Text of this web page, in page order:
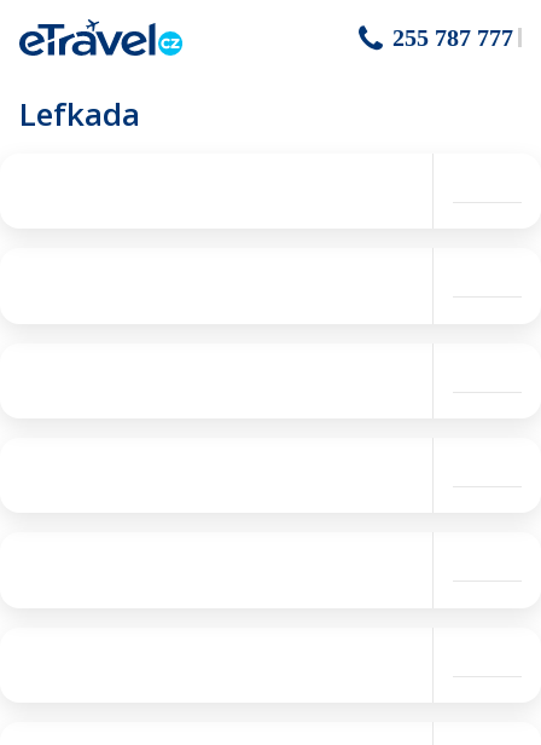
255 787 777
Lefkada